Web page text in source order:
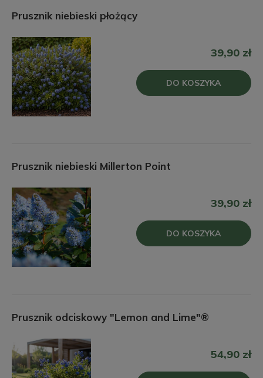
Prusznik niebieski płożący
39,90 zł
DO KOSZYKA
Prusznik niebieski Millerton Point
39,90 zł
DO KOSZYKA
Prusznik odciskowy "Lemon and Lime"®
54,90 zł